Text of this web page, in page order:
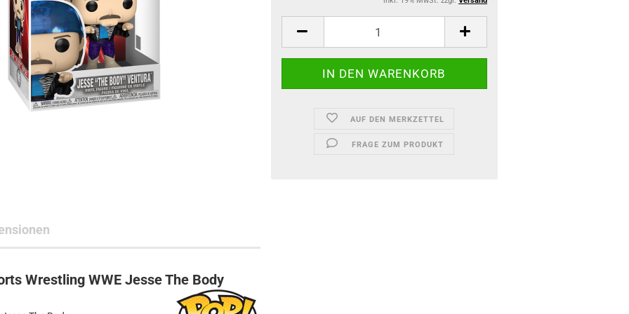
Toys
Subjects
Hersteller
AUF DEN MERKZETTEL
FRAGE ZUM PRODUKT
Wrestling WWE Jesse The Body